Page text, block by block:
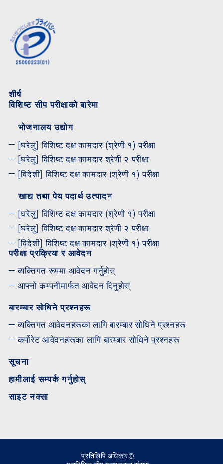
शीर्ष
विशिष्ट सीप परीक्षाको बारेमा
भोजनालय उद्योग
[घरेलु] विशिष्ट दक्ष कामदार (श्रेणी १) परीक्षा
[घरेलु] विशिष्ट दक्ष कामदार श्रेणी २ परीक्षा
[विदेशी] विशिष्ट दक्ष कामदार (श्रेणी १) परीक्षा
खाद्य तथा पेय पदार्थ उत्पादन
[घरेलु] विशिष्ट दक्ष कामदार (श्रेणी १) परीक्षा
[घरेलु] विशिष्ट दक्ष कामदार श्रेणी २ परीक्षा
[विदेशी] विशिष्ट दक्ष कामदार (श्रेणी १) परीक्षा
परीक्षा प्रक्रिया र आवेदन
व्यक्तिगत रूपमा आवेदन गर्नुहोस्
आफ्नो कम्पनीमार्फत आवेदन दिनुहोस्
बारम्बार सोधिने प्रश्नहरू
व्यक्तिगत आवेदनहरूका लागि बारम्बार सोधिने प्रश्नहरू
कर्पोरेट आवेदनहरूका लागि बारम्बार सोधिने प्रश्नहरू
सूचना
हामीलाई सम्पर्क गर्नुहोस्
साइट नक्सा
प्रतिलिपि अधिकार©